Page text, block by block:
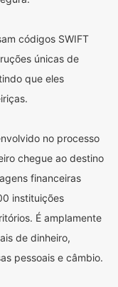
códigos SWIFT
únicas de
que eles
no processo
chegue ao destino
financeiras
instituições
É amplamente
de dinheiro,
pessoais e câmbio.